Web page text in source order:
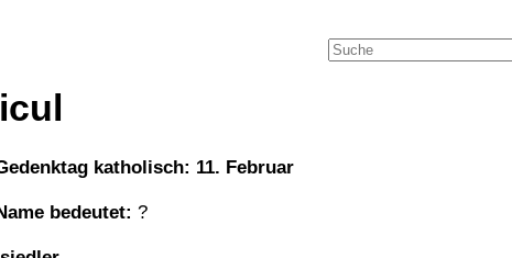
katholisch: 11. Februar
bedeutet: ?